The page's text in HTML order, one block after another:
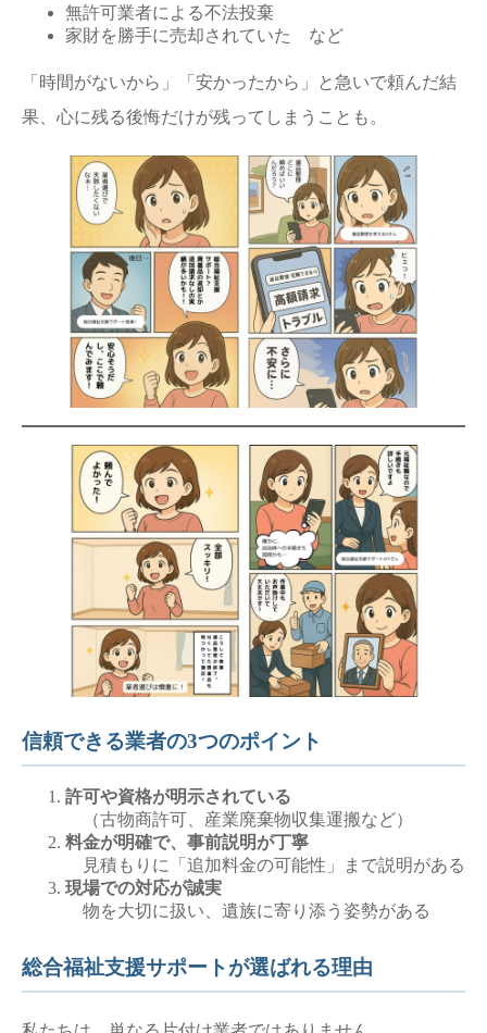
無許可業者による不法投棄
家財を勝手に売却されていた など
「時間がないから」「安かったから」と急いで頼んだ結
果、心に残る後悔だけが残ってしまうことも。
信頼できる業者の3つのポイント
許可や資格が明示されている
（古物商許可、産業廃棄物収集運搬など）
料金が明確で、事前説明が丁寧
見積もりに「追加料金の可能性」まで説明がある
現場での対応が誠実
物を大切に扱い、遺族に寄り添う姿勢がある
総合福祉支援サポートが選ばれる理由